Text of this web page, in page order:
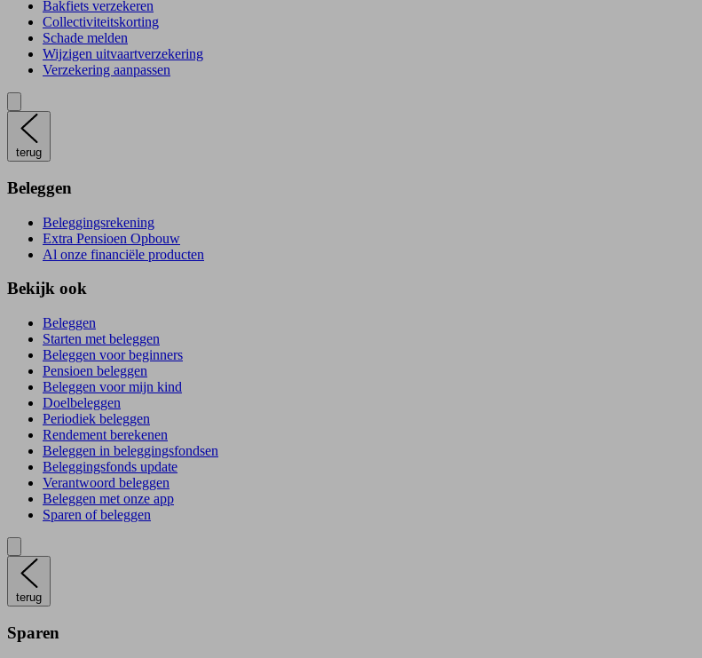
Bakfiets verzekeren
Collectiviteitskorting
Schade melden
Wijzigen uitvaartverzekering
Verzekering aanpassen
terug
Beleggen
Beleggingsrekening
Extra Pensioen Opbouw
Al onze financiële producten
Bekijk ook
Beleggen
Starten met beleggen
Beleggen voor beginners
Pensioen beleggen
Beleggen voor mijn kind
Doelbeleggen
Periodiek beleggen
Rendement berekenen
Beleggen in beleggingsfondsen
Beleggingsfonds update
Verantwoord beleggen
Beleggen met onze app
Sparen of beleggen
terug
Sparen